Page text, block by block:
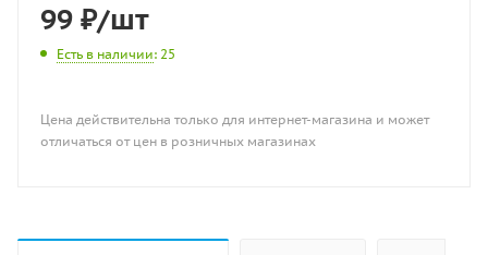
99 ₽/шт
Есть в наличии: 25
Цена действительна только для интернет-магазина и может
отличаться от цен в розничных магазинах